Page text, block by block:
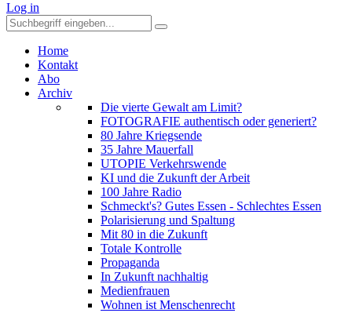
Log in
Home
Kontakt
Abo
Archiv
Die vierte Gewalt am Limit?
FOTOGRAFIE authentisch oder generiert?
80 Jahre Kriegsende
35 Jahre Mauerfall
UTOPIE Verkehrswende
KI und die Zukunft der Arbeit
100 Jahre Radio
Schmeckt's? Gutes Essen - Schlechtes Essen
Polarisierung und Spaltung
Mit 80 in die Zukunft
Totale Kontrolle
Propaganda
In Zukunft nachhaltig
Medienfrauen
Wohnen ist Menschenrecht